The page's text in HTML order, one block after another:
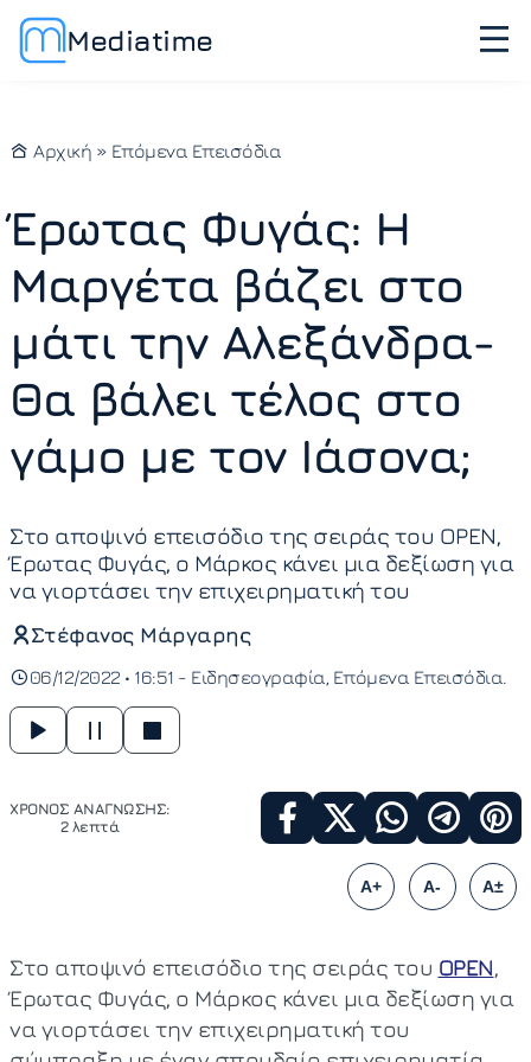
Mediatime
Αρχική » Επόμενα Επεισόδια
Έρωτας Φυγάς: Η
Μαργέτα βάζει στο
μάτι την Αλεξάνδρα-
Θα βάλει τέλος στο
γάμο με τον Ιάσονα;
Στο αποψινό επεισόδιο της σειράς του OPEN,
Έρωτας Φυγάς, ο Μάρκος κάνει μια δεξίωση για
να γιορτάσει την επιχειρηματική του
Στέφανος Μάργαρης
06/12/2022 • 16:51 - Ειδησεογραφία Επόμενα Επεισόδια
ΧΡΟΝΟΣ ΑΝΑΓΝΩΣΗΣ:
2 λεπτά
A+ A- A±
Στο αποψινό επεισόδιο της σειράς του OPEN,
Έρωτας Φυγάς, ο Μάρκος κάνει μια δεξίωση για
να γιορτάσει την επιχειρηματική του